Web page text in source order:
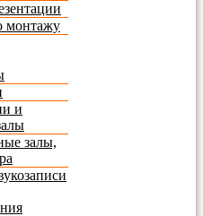
монтажу
и
залы,